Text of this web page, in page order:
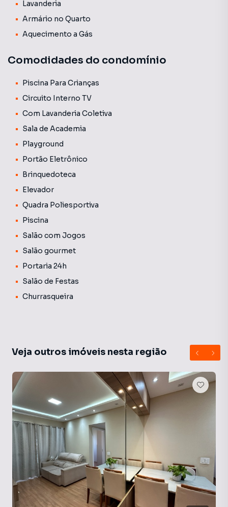
Lavanderia
Armário no Quarto
Aquecimento a Gás
Comodidades do condomínio
Piscina Para Crianças
Circuito Interno TV
Com Lavanderia Coletiva
Sala de Academia
Playground
Portão Eletrônico
Brinquedoteca
Elevador
Quadra Poliesportiva
Piscina
Salão com Jogos
Salão gourmet
Portaria 24h
Salão de Festas
Churrasqueira
Veja outros imóveis nesta região